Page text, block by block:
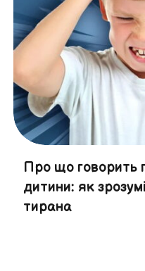
Про що говорить
дитини: як
тирана